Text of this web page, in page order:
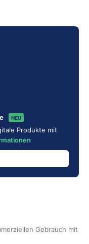
NEU
Produkte mit
Gebrauch mit